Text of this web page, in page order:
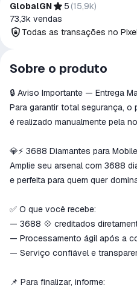
GlobalGN 5 (15,9k)
73,3k vendas
Todas as transações no
Todas as transações
seguras
O dinheiro é reservado na
Reembolsaremos o
não for recebido ou não
Sobre o produto
🔒 Aviso Importante — Entrega
Para garantir total segurança,
é realizado manualmente pela
💎⚡ 3688 Diamantes para
Amplie seu arsenal com 3688
e perfeita para quem quer
✅ O que você recebe:
— 3688 💠 creditados
— Processamento ágil após a
— Serviço confiável e
📌 Para finalizar, informe: